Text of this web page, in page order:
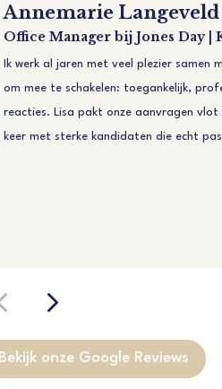
Annemarie Langeveld
Office Manager bij Jones Day
Ik werk al jaren met veel plezier samen
om mee te schakelen: toegankelijk,
reacties. Lisa pakt onze aanvragen
keer met sterke kandidaten die echt
Bekijk onze Google Reviews